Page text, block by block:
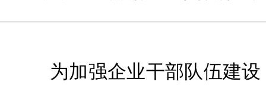
为加强企业干部队伍建